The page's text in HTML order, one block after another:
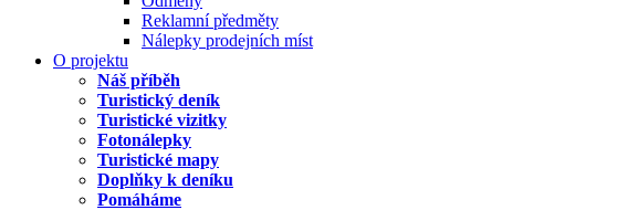
Reklamní předměty
Nálepky prodejních míst
O projektu
Náš příběh
Turistický deník
Turistické vizitky
Fotonálepky
Turistické mapy
Doplňky k deníku
Pomáháme